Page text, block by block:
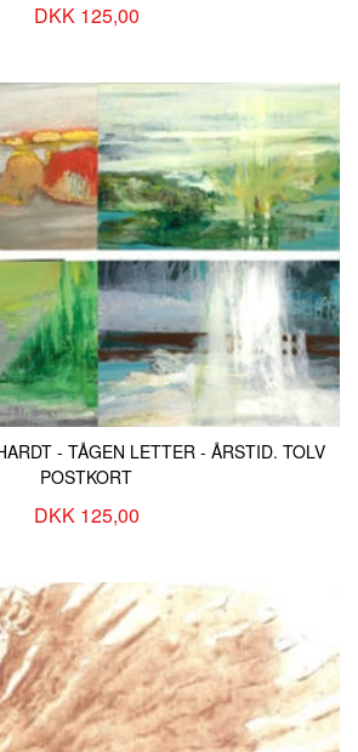
DKK 125,00
- TÅGEN LETTER - ÅRSTID. TOLV
POSTKORT
DKK 125,00